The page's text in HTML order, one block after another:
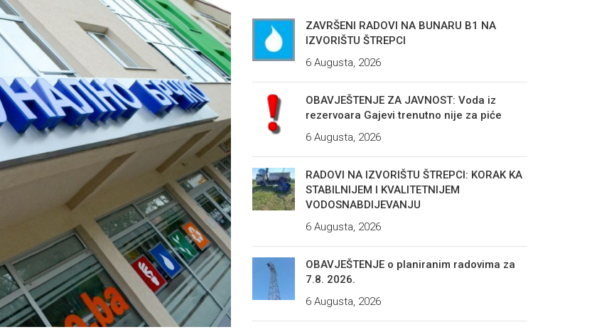
ZAVRŠENI RADOVI NA BUNARU B1 NA
IZVORIŠTU ŠTREPCI
6 Augusta, 2026
OBAVJEŠTENJE ZA JAVNOST: Voda iz
rezervoara Gajevi trenutno nije za piće
6 Augusta, 2026
RADOVI NA IZVORIŠTU ŠTREPCI: KORAK KA
STABILNIJEM I KVALITETNIJEM
VODOSNABDIJEVANJU
6 Augusta, 2026
OBAVJEŠTENJE o planiranim radovima za
7.8. 2026.
6 Augusta, 2026